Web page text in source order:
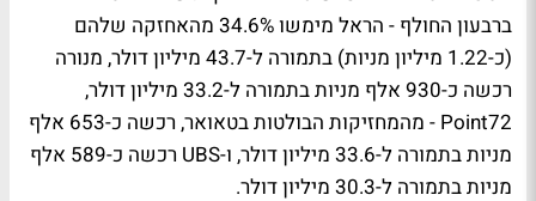
ברבעון החולף - הראל מימשו 34.6% מהאחזקה שלהם
(כ-1.22 מיליון מניות) בתמורה ל-43.7 מיליון דולר, מנורה
רכשה כ-930 אלף מניות בתמורה ל-33.2 מיליון דולר,
Point72 - מהמחזיקות הבולטות בטאואר, רכשה כ-653 אלף
מניות בתמורה ל-33.6 מיליון דולר, ו-UBS רכשה כ-589 אלף
מניות בתמורה ל-30.3 מיליון דולר.